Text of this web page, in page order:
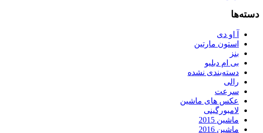
دسته‌ها
آ او دی
استون مارتین
بنز
بی ام دبلیو
دسته‌بندی نشده
رالی
سرعت
عکس های ماشین
لامبورگینی
ماشین 2015
ماشین 2016